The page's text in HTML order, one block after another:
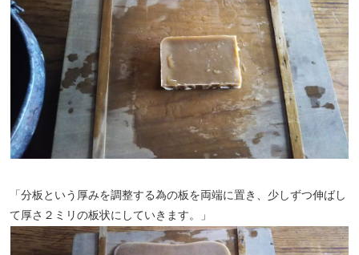
「分板という厚みを調整する為の板を両端に置き、少しずつ伸ばし
て厚さ２ミリの板状にしていきます。」